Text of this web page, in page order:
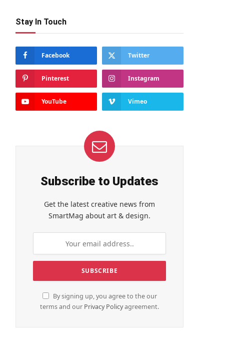
Stay In Touch
Facebook Twitter
Pinterest Instagram
YouTube Vimeo
Subscribe to Updates
Get the latest creative news from
SmartMag about art & design.
By signing up, you agree to the our
terms and our Privacy Policyagreement.